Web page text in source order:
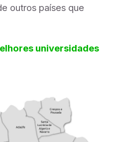
outros países que
universidades